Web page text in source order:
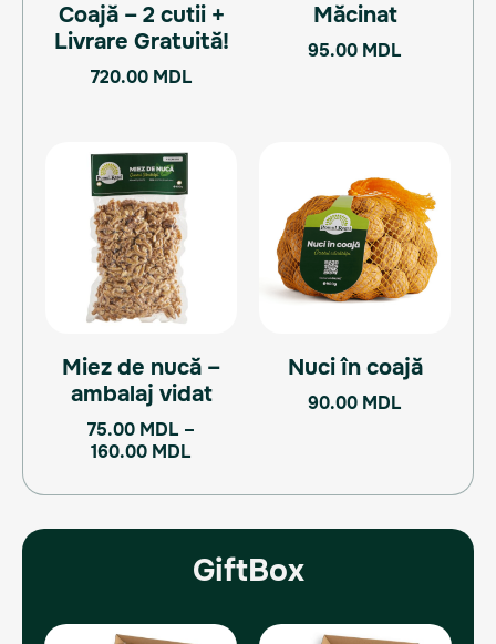
Coajă – 2 cutii +
Livrare Gratuită!
720.00 MDL
Măcinat
95.00 MDL
Miez de nucă –
ambalaj vidat
75.00 MDL –
160.00 MDL
160.00 MDL
Acest
produs
are
mai
multe
variații.
Opțiunile
fi
alese
în
pagina
Nuci în coajă
90.00 MDL
GiftBox
Prețul
Prețul
Prețul
Prețul